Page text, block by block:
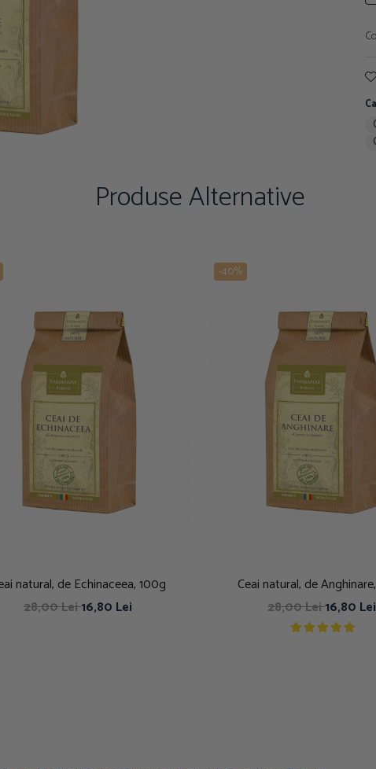
Produse Alternative
natural, de Echinaceea, 100g
28,00 Lei16,80 Lei
-40%
Ceai natural, de
28,00 Lei16,80 Lei